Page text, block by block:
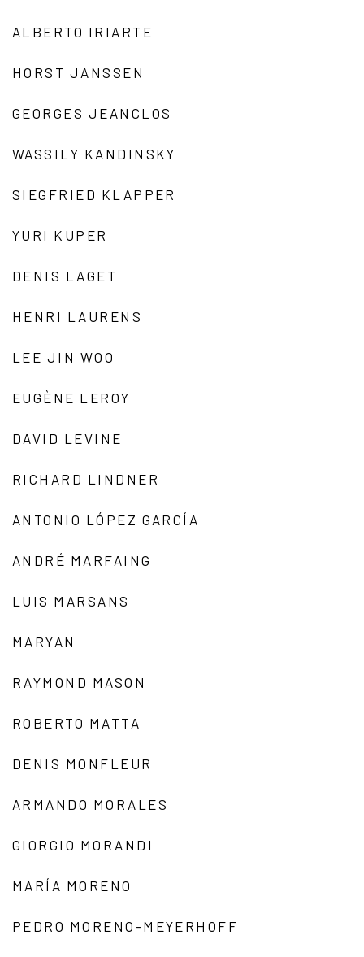
ALBERTO IRIARTE
HORST JANSSEN
GEORGES JEANCLOS
WASSILY KANDINSKY
SIEGFRIED KLAPPER
YURI KUPER
DENIS LAGET
HENRI LAURENS
LEE JIN WOO
EUGÈNE LEROY
DAVID LEVINE
RICHARD LINDNER
ANTONIO LÓPEZ GARCÍA
ANDRÉ MARFAING
LUIS MARSANS
MARYAN
RAYMOND MASON
ROBERTO MATTA
DENIS MONFLEUR
ARMANDO MORALES
GIORGIO MORANDI
MARÍA MORENO
PEDRO MORENO-MEYERHOFF